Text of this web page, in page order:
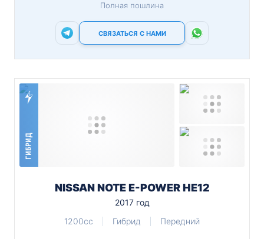
Полная пошлина
СВЯЗАТЬСЯ С НАМИ
ГИБРИД
NISSAN NOTE E-POWER HE12
2017 год
1200cc
Гибрид Передний